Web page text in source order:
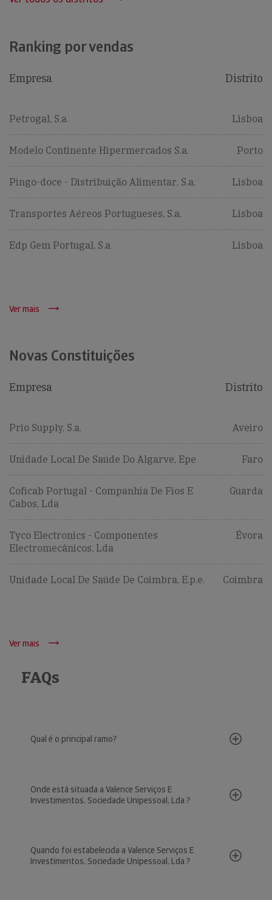
Ranking por vendas
Empresa Distrito
Petrogal, S.a. Lisboa
Modelo Continente Hipermercados S.a. Porto
Pingo-doce - Distribuição Alimentar, S.a. Lisboa
Transportes Aéreos Portugueses, S.a. Lisboa
Edp Gem Portugal, S.a Lisboa
Ver mais
Novas Constituições
Empresa Distrito
Prio Supply, S.a. Aveiro
Unidade Local De Saúde Do Algarve, Epe Faro
Coficab Portugal - Companhia De Fios E
Cabos, Lda
Guarda
Tyco Electronics - Componentes
Electromecânicos, Lda
Évora
Unidade Local De Saúde De Coimbra, E.p.e. Coimbra
Ver mais
FAQs
Qual é o principal ramo?
Onde está situada a Valence Serviços E
Investimentos, Sociedade Unipessoal, Lda.?
Quando foi estabelecida a Valence Serviços E
Investimentos, Sociedade Unipessoal, Lda.?